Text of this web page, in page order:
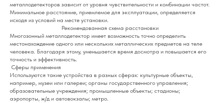
металлодетекторов зависит от уровня чувствительности и комбинации частот.
Минимальное расстояние, приемлемое для эксплуатации, определяется
исходя из условий на месте установки.
Рекомендованная схема расстановки
Многозонный металлодетектор имеет возможность точно определить
местонахождение одного или нескольких металлических предметов на теле
человека. Благодаря этому, уменьшается время досмотра и повышается его
точность и эффективность.
Сферы применения
Используются такие устройства в разных сферах: культурные объекты,
например, музеи или галереи; органы государственного управления;
образовательные учреждения; промышленные объекты; стадионы;
аэропорты, ж/д и автовокзалы; метро.